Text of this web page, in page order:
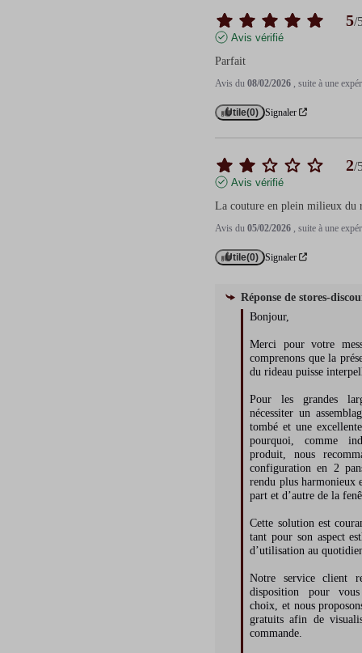
5/
Avis vérifié
Parfait
Avis du08/02/2026 , suite à une
Utile(0) Signaler
2/
Avis vérifié
La couture en plein milieux du
Avis du05/02/2026 , suite à une
Utile(0) Signaler
Réponse destores-
Bonjour,
Merci pour votre
comprenons que la
du rideau puisse
Pour les grandes
nécessiter un
tombé et une
pourquoi, comme
produit, nous
configuration en 2
rendu plus harmonieux
part et d’autre de la
Cette solution est
tant pour son aspect
d’utilisation au
Notre service client
disposition pour
choix, et nous
gratuits afin de
commande.